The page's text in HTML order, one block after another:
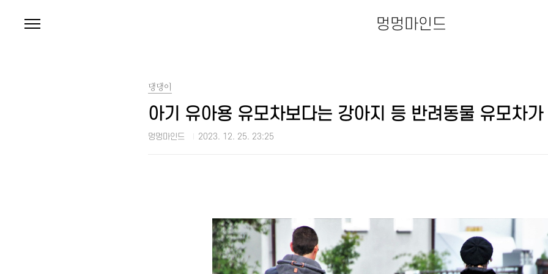
멍멍마인드
댕댕이
아기 유아용 유모차보다는 강아지 등 반려동물 유모차
멍멍마인드 2023. 12. 25. 23:25